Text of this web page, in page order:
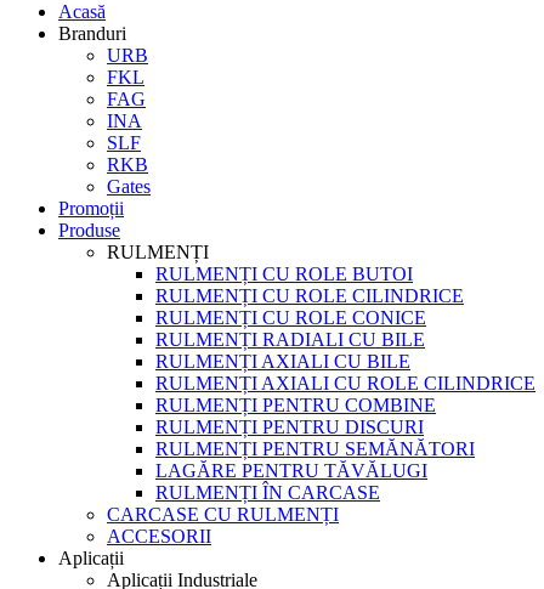
Acasă
Branduri
URB
FKL
FAG
INA
SLF
RKB
Gates
Promoții
Produse
RULMENȚI
RULMENȚI CU ROLE BUTOI
RULMENȚI CU ROLE CILINDRICE
RULMENȚI CU ROLE CONICE
RULMENȚI RADIALI CU BILE
RULMENȚI AXIALI CU BILE
RULMENȚI AXIALI CU ROLE CILINDRICE
RULMENȚI PENTRU COMBINE
RULMENȚI PENTRU DISCURI
RULMENȚI PENTRU SEMĂNĂTORI
LAGĂRE PENTRU TĂVĂLUGI
RULMENȚI ÎN CARCASE
CARCASE CU RULMENȚI
ACCESORII
Aplicații
Aplicații Industriale